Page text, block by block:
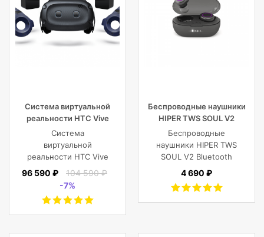
Система виртуальной
реальности HTC Vive
Cosmos Elite
Система
виртуальной
реальности HTC Vive
Cosmos Elite
96 590 ₽
104 590 ₽
-7%
Беспроводные наушники
HIPER TWS SOUL V2
Bluetooth 5.0 гарнитура Li-
Pol 2x43mAh+380mAh,
черный
Беспроводные
наушники HIPER TWS
SOUL V2 Bluetooth
5.0 гарнитура Li-Pol
Черный
4 690 ₽